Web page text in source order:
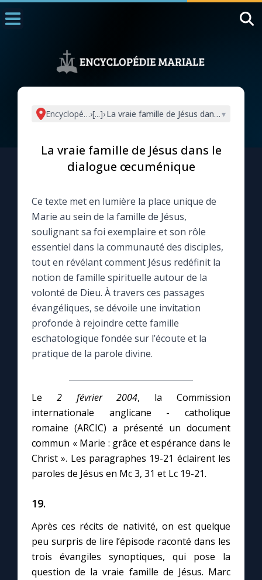
L'actualité de la semaine
La newsletter
La vidéo de la semaine
Le compte Tiktok
Le magazine
Le site internet
Questions-réponses
Prier au quotidien
Avec Thérèse de Lisieux
Les premiers samedis du mois
Marie qui défait les nœuds
Encyclopédie mariale
›[...]›La vraie famille de Jésus dans le
▾
La vraie famille de Jésus dans le
dialogue œcuménique
Ce texte met en lumière la place unique de
Marie au sein de la famille de Jésus,
soulignant sa foi exemplaire et son rôle
essentiel dans la communauté des disciples,
tout en révélant comment Jésus redéfinit la
notion de famille spirituelle autour de la
volonté de Dieu. À travers ces passages
évangéliques, se dévoile une invitation
profonde à rejoindre cette famille
eschatologique fondée sur l’écoute et la
pratique de la parole divine.
Le 2 février 2004, la Commission
internationale anglicane - catholique
romaine (ARCIC) a présenté un document
commun « Marie : grâce et espérance dans le
Christ ». Les paragraphes 19-21 éclairent les
paroles de Jésus en Mc 3, 31 et Lc 19-21.
19.
Après ces récits de nativité, on est quelque
peu surpris de lire l’épisode raconté dans les
trois évangiles synoptiques, qui pose la
question de la vraie famille de Jésus. Marc